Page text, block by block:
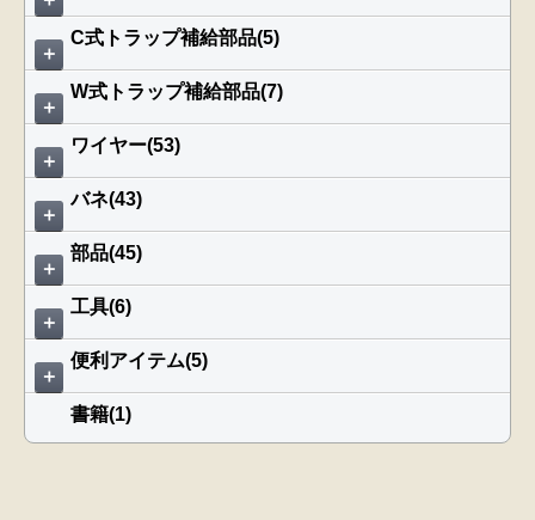
＋
C式トラップ補給部品(5)
＋
W式トラップ補給部品(7)
＋
ワイヤー(53)
＋
バネ(43)
＋
部品(45)
＋
工具(6)
＋
便利アイテム(5)
書籍(1)